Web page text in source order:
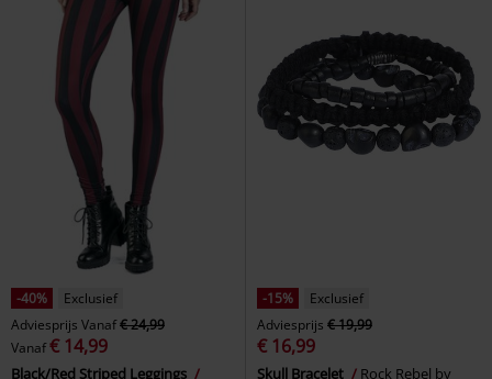
-40%
Exclusief
Adviesprijs Vanaf€ 24,99
Vanaf€ 14,99
Black/Red Striped Leggings
-15%
Exclusief
Adviesprijs € 19,99
€ 16,99
Skull Bracelet
Rock Rebel by